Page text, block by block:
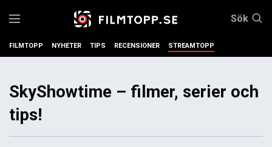
Sök
FILMTOPP NYHETER TIPS RECENSIONER STREAMTOPP
SkyShowtime – filmer, serier och
tips!